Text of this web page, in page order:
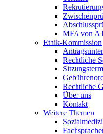
Rekrutierung
MFA von A
Ethik-Kommission
Rechtliche
Rechtliche
Über uns
Kontakt
Weitere Themen